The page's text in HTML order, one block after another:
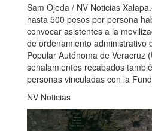
Sam Ojeda / NV Noticias
hasta 500 pesos por persona
convocar asistentes a la
de ordenamiento administrativo
Popular Autónoma de Veracruz
señalamientos recabados
personas vinculadas con la
NV Noticias